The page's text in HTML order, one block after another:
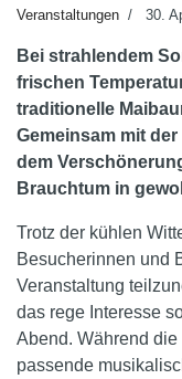
Veranstaltungen 30.
Bei strahlendem
frischen
traditionelle
Gemeinsam mit
dem
Brauchtum in
Trotz der kühlen
Besucherinnen und
Veranstaltung
das rege Interesse
Abend. Während
passende